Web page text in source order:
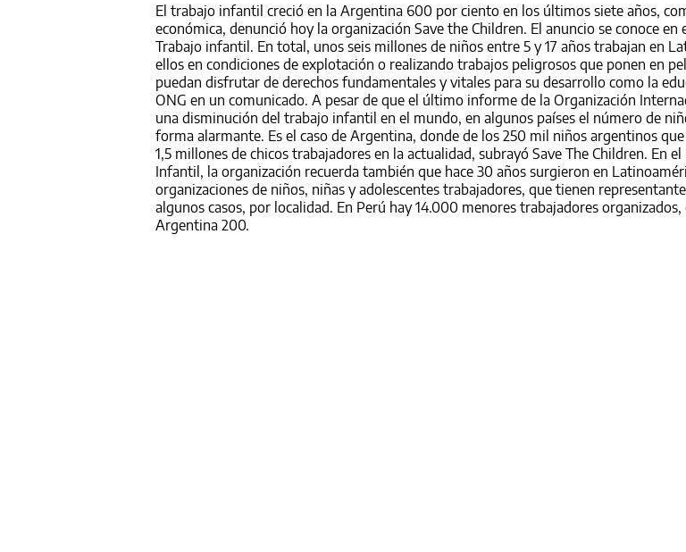
El trabajo infantil creció en la Argentina 600 por ciento en los últimos siete años,
económica, denunció hoy la organización Save the Children. El anuncio se conoce
Trabajo infantil. En total, unos seis millones de niños entre 5 y 17 años trabajan en
ellos en condiciones de explotación o realizando trabajos peligrosos que ponen en
puedan disfrutar de derechos fundamentales y vitales para su desarrollo como la
ONG en un comunicado. A pesar de que el último informe de la Organización
una disminución del trabajo infantil en el mundo, en algunos países el número de
forma alarmante. Es el caso de Argentina, donde de los 250 mil niños argentinos
1,5 millones de chicos trabajadores en la actualidad, subrayó Save The Children. En
Infantil, la organización recuerda también que hace 30 años surgieron en
organizaciones de niños, niñas y adolescentes trabajadores, que tienen
algunos casos, por localidad. En Perú hay 14.000 menores trabajadores
Argentina 200.